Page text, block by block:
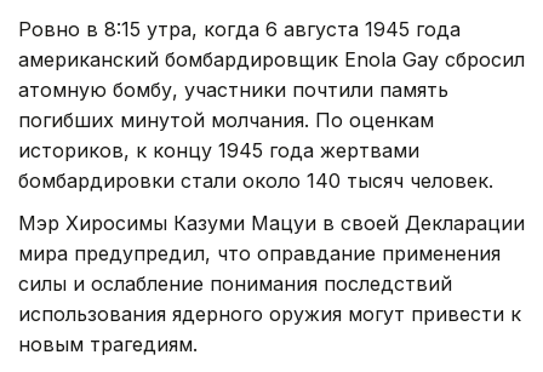
Ровно в 8:15 утра, когда 6 августа 1945 года
американский бомбардировщик Enola Gay сбросил
атомную бомбу, участники почтили память
погибших минутой молчания. По оценкам
историков, к концу 1945 года жертвами
бомбардировки стали около 140 тысяч человек.
Мэр Хиросимы Казуми Мацуи в своей Декларации
мира предупредил, что оправдание применения
силы и ослабление понимания последствий
использования ядерного оружия могут привести к
новым трагедиям.